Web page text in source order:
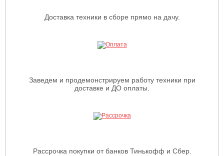
Доставка техники в сборе прямо на дачу.
Заведем и продемонстрируем работу техники при
доставке и ДО оплаты.
Рассрочка покупки от банков Тинькофф и Сбер.